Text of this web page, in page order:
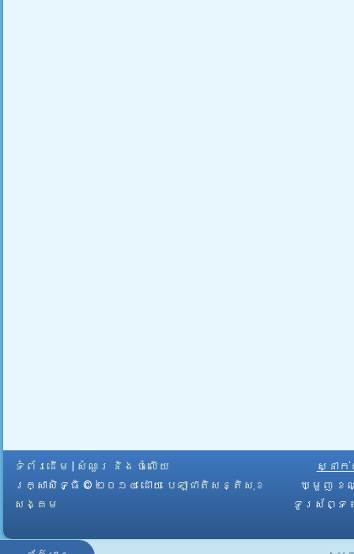
ទំព័រដើម
សំណួរ និង ចំលើយ
រក្សាសិទ្ធិ © ២០១៤ ដោយ​ បេឡាជាតិសន្តិសុខ
សង្គម
ស្នាក់
ឃ្មួញ ខណ្
ទូរស័ព្ទ